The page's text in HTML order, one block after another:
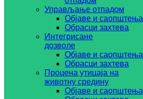
Управљање отпадом
Објаве и саопштења
Обрасци захтева
Интегрисане
дозволе
Објаве и саопштења
Обрасци захтева
Процена утицаја на
животну средину
Објаве и саопштења